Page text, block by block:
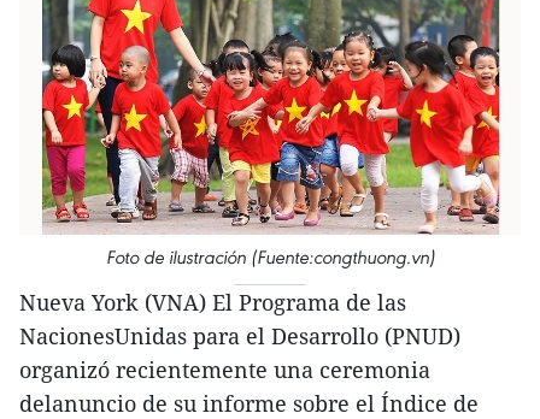
Foto de ilustración (Fuente:congthuong.vn)
Nueva York (VNA) El Programa de las
NacionesUnidas para el Desarrollo (PNUD)
organizó recientemente una ceremonia
delanuncio de su informe sobre el Índice de